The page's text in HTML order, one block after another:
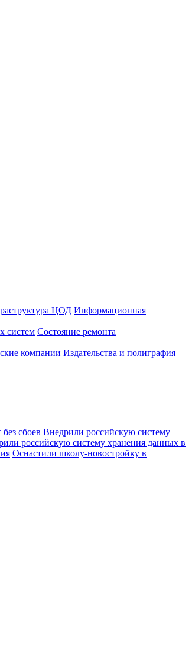
ЦОД Информационная
систем Состояние ремонта
компании Издательства и полиграфия
сбоев Внедрили российскую систему
российскую систему хранения данных в
Оснастили школу-новостройку в